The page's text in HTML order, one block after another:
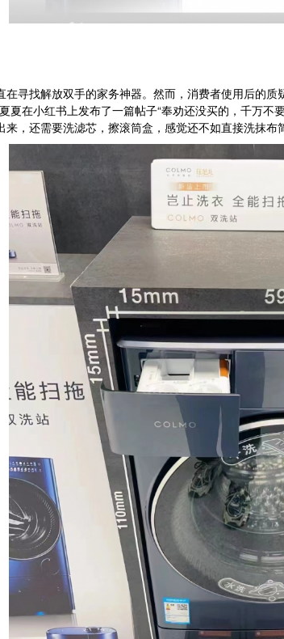
找解放双手的家务神器。然而，消费者使用后的质
夏在小红书上发布了一篇帖子“奉劝还没买的，千万
，还需要洗滤芯，擦滚筒盒，感觉还不如直接洗抹布